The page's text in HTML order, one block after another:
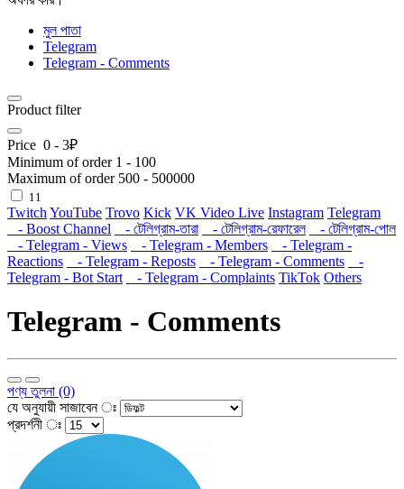
মুল পাতা
Telegram
Telegram - Comments
Product filter
Price 0 - 3₽
Minimum of order 1 - 100
Maximum of order 500 - 500000
11
Twitch YouTube Trovo Kick VK Video Live Instagram Telegram
- Boost Channel
- টেলিগ্রাম-তারা - টেলিগ্রাম-রেফারেল
- টেলিগ্রাম-পোল
- Telegram - Views
- Telegram - Members
- Telegram -
Reactions
- Telegram - Reposts - Telegram - Comments
-
Telegram - Bot Start
- Telegram - Complaints TikTok Others
Telegram - Comments
পণ্য তুলনা (0)
যে অনুযায়ী সাজাবেন ঃ
প্রদর্শনী ঃ